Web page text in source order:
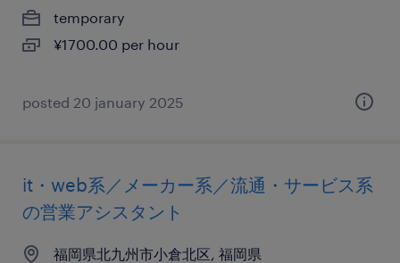
temporary
¥1700.00 per hour
posted 20 january 2025
it・web系／メーカー系／流通・サービス系
の営業アシスタント
福岡県北九州市小倉北区, 福岡県